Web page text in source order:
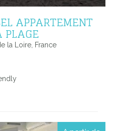
APPARTEMENT
PLAGE
la Loire, France